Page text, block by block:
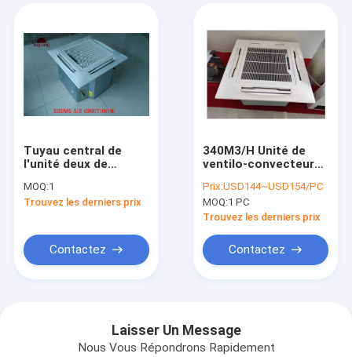
Tuyau central de
l'unité deux de
cassette de
climatisation de
MOQ:1
Trouvez les derniers prix
Contactez
340M3/H Unité de
ventilo-convecteur
3360w chaud 1
moteur de
ventilateur 24kg
Prix:USD144~USD154/PC
MOQ:1 PC
Trouvez les derniers prix
Contactez
Laisser Un Message
Nous Vous Répondrons Rapidement